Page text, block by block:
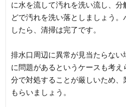
に水を流して汚れを洗い流し、
どで汚れを洗い落としましょう
したら、清掃は完了です。
排水口周辺に異常が見当たらな
に問題があるというケースも考え
分で対処することが厳しいため、
もらいましょう。